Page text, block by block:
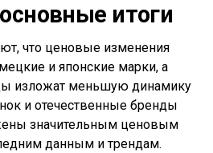
итоги
что ценовые изменения
и японские марки, а
изложат меньшую динамику
и отечественные бренды
значительным ценовым
данным и трендам.